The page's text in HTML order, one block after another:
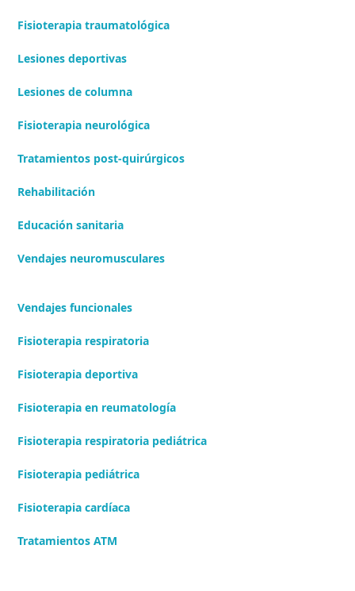
Fisioterapia traumatológica
Lesiones deportivas
Lesiones de columna
Fisioterapia neurológica
Tratamientos post-quirúrgicos
Rehabilitación
Educación sanitaria
Vendajes neuromusculares
Vendajes funcionales
Fisioterapia respiratoria
Fisioterapia deportiva
Fisioterapia en reumatología
Fisioterapia respiratoria pediátrica
Fisioterapia pediátrica
Fisioterapia cardíaca
Tratamientos ATM